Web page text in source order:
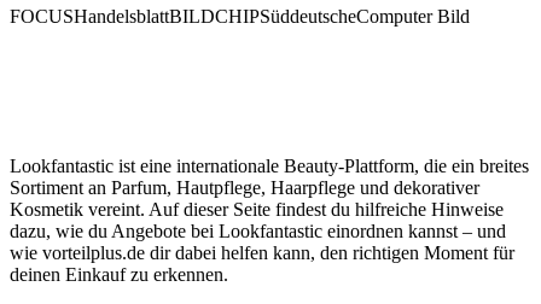
FOCUSHandelsblattBILDCHIPSüddeutscheComputer Bild
Lookfantastic ist eine internationale Beauty-Plattform, die ein breites
Sortiment an Parfum, Hautpflege, Haarpflege und dekorativer
Kosmetik vereint. Auf dieser Seite findest du hilfreiche Hinweise
dazu, wie du Angebote bei Lookfantastic einordnen kannst – und
wie vorteilplus.de dir dabei helfen kann, den richtigen Moment für
deinen Einkauf zu erkennen.